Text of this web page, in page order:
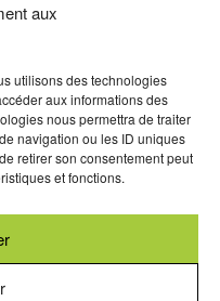
aux
utilisons des technologies
aux informations des
nous permettra de traiter
navigation ou les ID uniques
retirer son consentement peut
et fonctions.